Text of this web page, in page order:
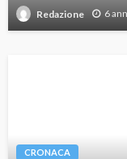
Redazione 6
CRONACA